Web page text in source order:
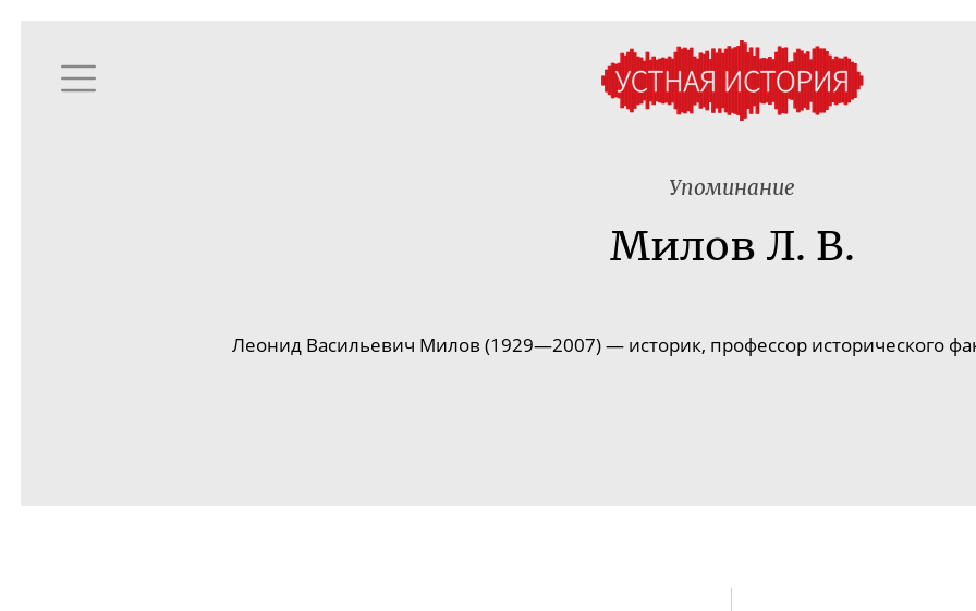
Упоминание
Милов Л. В.
Леонид Васильевич Милов (1929—2007) — историк, профессор исторического